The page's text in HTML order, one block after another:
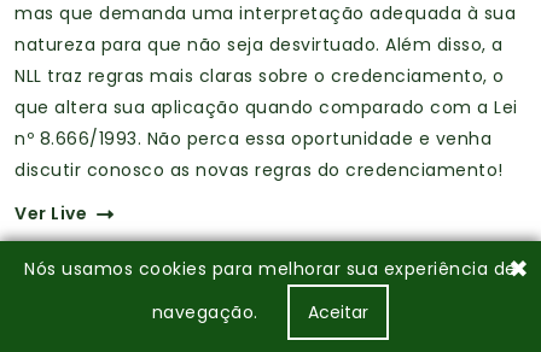
mas que demanda uma interpretação adequada à sua
natureza para que não seja desvirtuado. Além disso, a
NLL traz regras mais claras sobre o credenciamento, o
que altera sua aplicação quando comparado com a Lei
nº 8.666/1993. Não perca essa oportunidade e venha
discutir conosco as novas regras do credenciamento!
Ver Live
Nós usamos cookies para melhorar sua experiência de
navegação.
Aceitar
✖